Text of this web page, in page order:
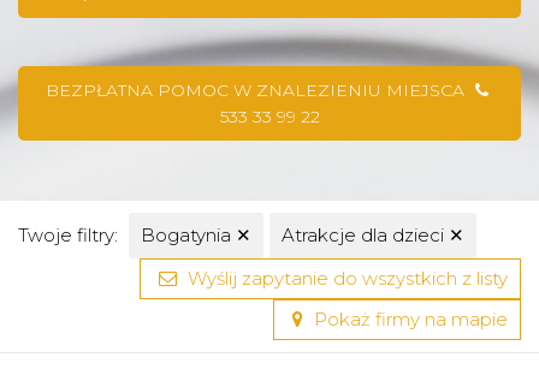
BEZPŁATNA POMOC W ZNALEZIENIU MIEJSCA
533 33 99 22
Twoje filtry: Bogatynia ✕ Atrakcje dla dzieci ✕
Wyślij zapytanie do wszystkich z listy
Pokaż firmy na mapie